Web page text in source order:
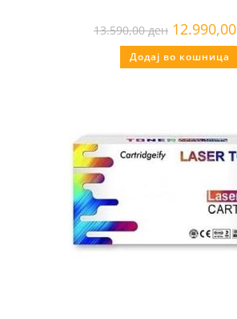
13.590,00ден 12.990,00
Додај во кошница